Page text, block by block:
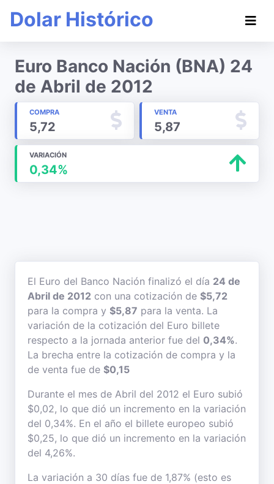
Dolar Histórico
Euro Banco Nación (BNA) 24
de Abril de 2012
COMPRA
5,72
VENTA
5,87
VARIACIÓN
0,34%
El Euro del Banco Nación finalizó el día 24 de
Abril de 2012 con una cotización de $5,72
para la compra y $5,87 para la venta. La
variación de la cotización del Euro billete
respecto a la jornada anterior fue del 0,34%.
La brecha entre la cotización de compra y la
de venta fue de $0,15
Durante el mes de Abril del 2012 el Euro subió
$0,02, lo que dió un incremento en la variación
del 0,34%. En el año el billete europeo subió
$0,25, lo que dió un incremento en la variación
del 4,26%.
La variación a 30 días fue de 1,87% (esto es